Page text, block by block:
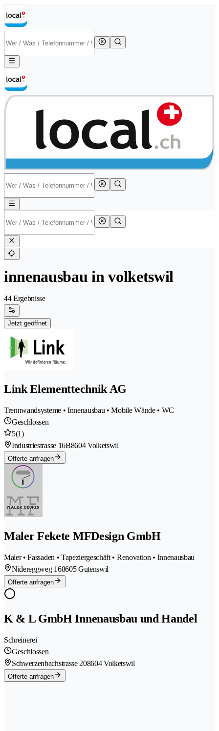
innenausbau in volketswil
44 Ergebnisse
Jetzt geöffnet
Link Elementtechnik AG
Trennwandsysteme • Innenausbau • Mobile Wände • WC
Geschlossen
5(1)
Industriestrasse 16B8604 Volketswil
Offerte anfragen
Maler Fekete MFDesign GmbH
Maler • Fassaden • Tapeziergeschäft • Renovation • Innenausbau
Nidereggweg 168605 Gutenswil
Offerte anfragen
K & L GmbH Innenausbau und Handel
Schreinerei
Geschlossen
Schwerzenbachstrasse 208604 Volketswil
Offerte anfragen